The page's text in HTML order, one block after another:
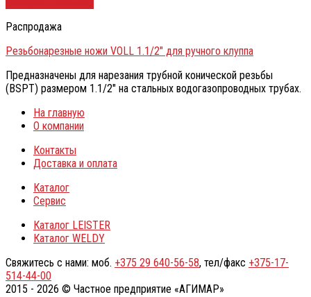
Распродажа
Резьбонарезные ножи VOLL 1.1/2″ для ручного клуппа
Предназначены для нарезания трубной конической резьбы
(BSPT) размером 1.1/2″ на стальных водогазопроводных трубах.
На главную
О компании
Контакты
Доставка и оплата
Каталог
Сервис
Каталог LEISTER
Каталог WELDY
Свяжитесь с нами: моб. +375 29 640-56-58, тел/факс +375-17-
514-44-00
2015 - 2026 © Частное предприятие «АГИМАР»